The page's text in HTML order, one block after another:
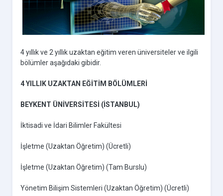
4 yıllık ve 2 yıllık uzaktan eğitim veren üniversiteler ve ilgili
bölümler aşağıdaki gibidir.
4 YILLIK UZAKTAN EĞİTİM BÖLÜMLERİ
BEYKENT ÜNİVERSİTESİ (İSTANBUL)
İktisadi ve İdari Bilimler Fakültesi
İşletme (Uzaktan Öğretim) (Ücretli)
İşletme (Uzaktan Öğretim) (Tam Burslu)
Yönetim Bilişim Sistemleri (Uzaktan Öğretim) (Ücretli)